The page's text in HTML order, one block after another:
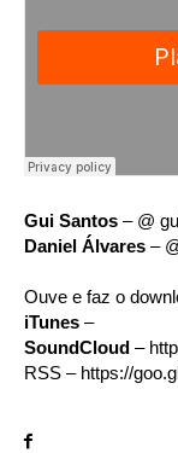
Gui Santos – @
Daniel Álvares –
Ouve e faz o
iTunes –
SoundCloud –
RSS – https://